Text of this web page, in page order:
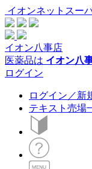
イオンネットスー
イオン八事店
医薬品は イオン八
ログイン
ログイン／新
テキスト売場